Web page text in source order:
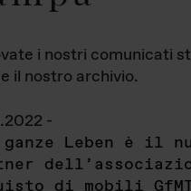
i nostri comunicati
il nostro archivio.
-
ganze Leben è il
di mobili